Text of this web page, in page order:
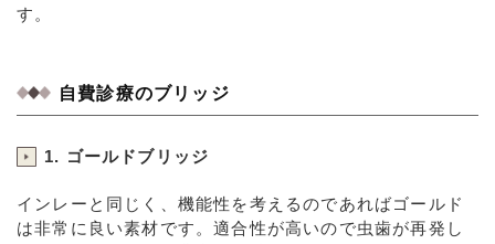
す。
自費診療のブリッジ
1. ゴールドブリッジ
インレーと同じく、機能性を考えるのであればゴールド
は非常に良い素材です。適合性が高いので虫歯が再発し